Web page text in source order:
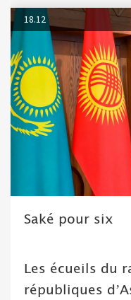
18.12
Saké pour six
Les écueils du
républiques